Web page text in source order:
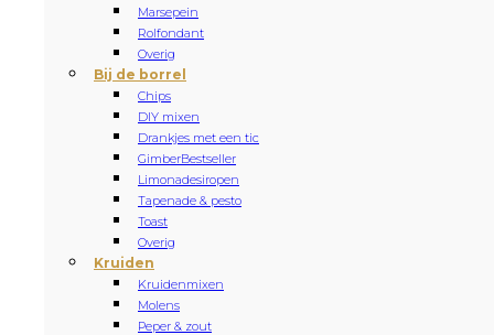
Marsepein
Rolfondant
Overig
Bij de borrel
Chips
DIY mixen
Drankjes met een tic
GimberBestseller
Limonadesiropen
Tapenade & pesto
Toast
Overig
Kruiden
Kruidenmixen
Molens
Peper & zout